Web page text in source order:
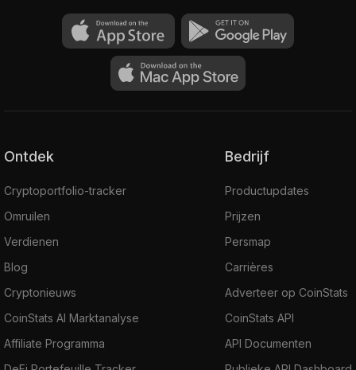
Ontdek
Cryptoportfolio-tracker
Omruilen
Verdienen
Blog
Cryptonieuws
CoinStats AI Marktanalyse
Affiliate Programma
Bedrijf
Productupdates
Prijzen
Persmap
Carrières
Adverteer op CoinStats
CoinStats API
API Documenten